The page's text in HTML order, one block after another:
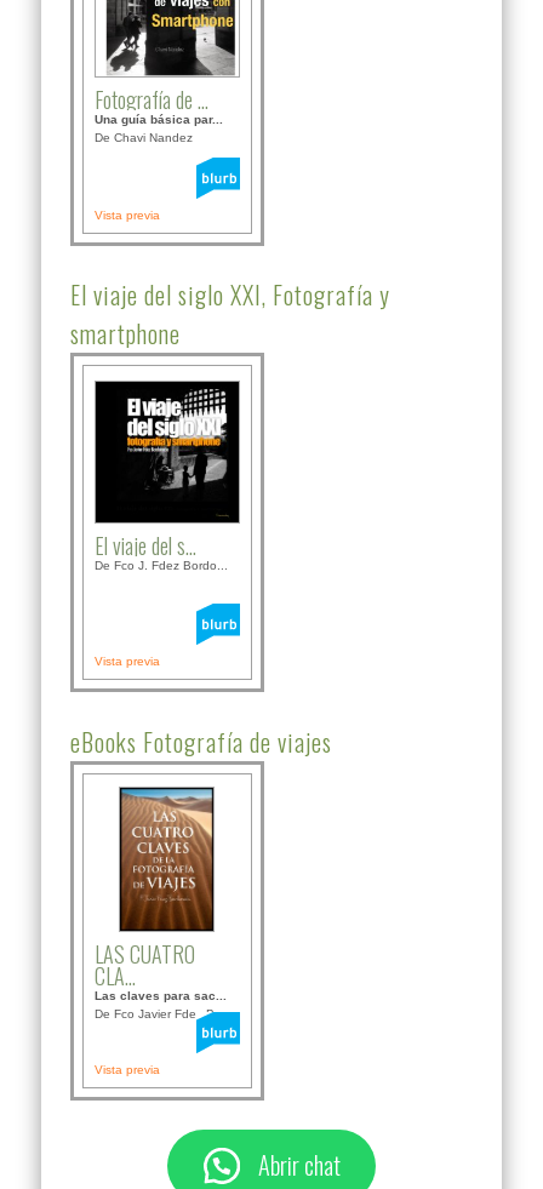
Fotografía de ...
Una guía básica par...
De Chavi Nandez
Vista previa
El viaje del siglo XXI, Fotografía y
smartphone
El viaje del s...
De Fco J. Fdez Bordo...
Vista previa
eBooks Fotografía de viajes
LAS CUATRO
CLA...
Las claves para sac...
De Fco Javier Fdez B...
Vista previa
Abrir chat